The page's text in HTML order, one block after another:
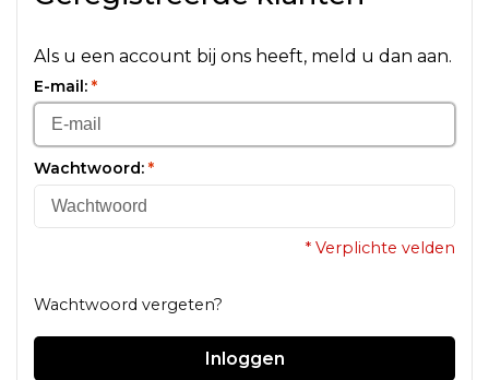
Als u een account bij ons heeft, meld u dan aan.
E-mail: *
Wachtwoord: *
* Verplichte velden
Wachtwoord vergeten?
Inloggen